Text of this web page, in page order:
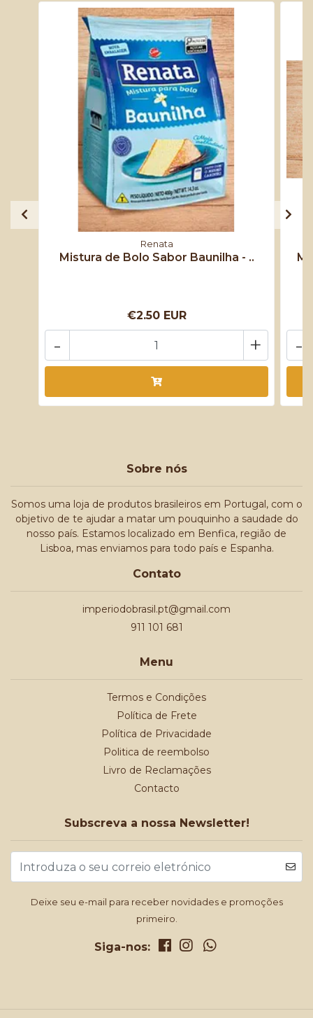
Renata
Mistura de Bolo Sabor Baunilha - ..
€2.50 EUR
+
- -
Sobre nós
Somos uma loja de produtos brasileiros em Portugal, com o
objetivo de te ajudar a matar um pouquinho a saudade do
nosso país. Estamos localizado em Benfica, região de
Lisboa, mas enviamos para todo país e Espanha.
Contato
imperiodobrasil.pt@gmail.com
911 101 681
Menu
Termos e Condições
Política de Frete
Política de Privacidade
Politica de reembolso
Livro de Reclamações
Contacto
Subscreva a nossa Newsletter!
Deixe seu e-mail para receber novidades e promoções
primeiro.
Siga-nos: